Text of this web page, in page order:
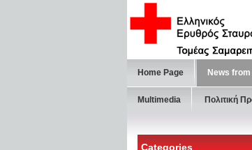
Home Page News
Multimedia Πολιτική
Categories